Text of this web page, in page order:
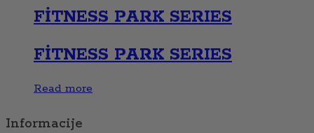
FİTNESS PARK SERIES
FİTNESS PARK SERIES
Read more
Informacije